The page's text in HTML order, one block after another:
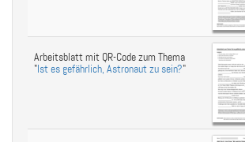
Arbeitsblatt mit QR-Code zum Thema
"Ist es gefährlich, Astronaut zu sein?"